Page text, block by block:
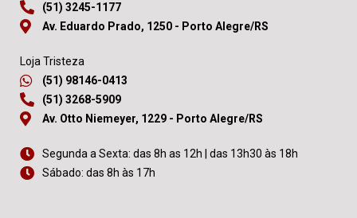
(51) 3245-1177
Av. Eduardo Prado, 1250 - Porto Alegre/RS
Loja Tristeza
(51) 98146-0413
(51) 3268-5909
Av. Otto Niemeyer, 1229 - Porto Alegre/RS
Segunda a Sexta: das 8h as 12h | das 13h30 às 18h
Sábado: das 8h às 17h